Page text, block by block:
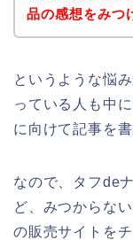
品の感想をみつ
というような悩
っている人も中
に向けて記事を
なので、タフde
ど、みつからな
の販売サイトを